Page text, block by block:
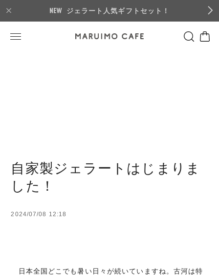
ジェラート人気ギフトセット！
自家製ジェラートはじまりま
した！
2024/07/08 12:18
日本全国どこでも暑い日々が続いていますね。古河は特